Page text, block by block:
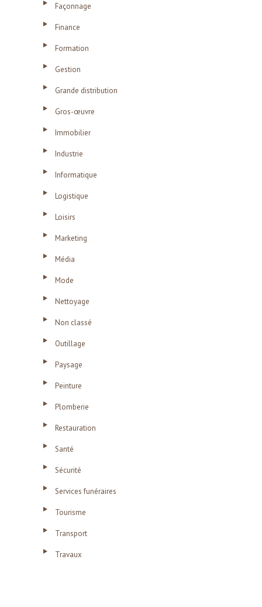
Façonnage
Finance
Formation
Gestion
Grande distribution
Gros-œuvre
Immobilier
Industrie
Informatique
Logistique
Loisirs
Marketing
Média
Mode
Nettoyage
Non classé
Outillage
Paysage
Peinture
Plomberie
Restauration
Santé
Sécurité
Services funéraires
Tourisme
Transport
Travaux